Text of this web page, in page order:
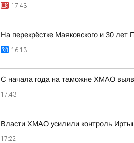
17:43
На перекрёстке Маяковского и 30
16:13
С начала года на таможне ХМАО
17:43
Власти ХМАО усилили контроль
17:22